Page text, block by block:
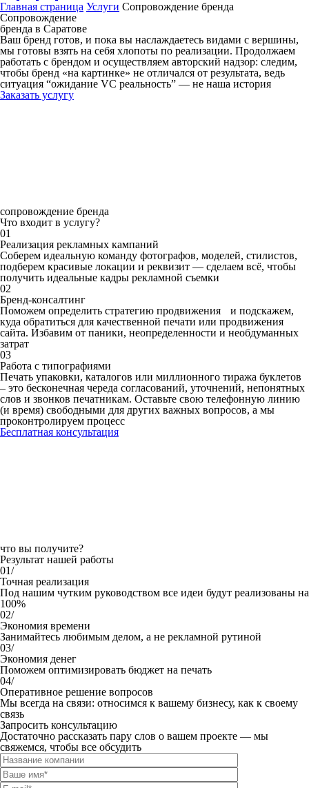
Главная страница Услуги Сопровождение бренда
Сопровождение
бренда в Саратове
Ваш бренд готов, и пока вы наслаждаетесь видами с вершины,
мы готовы взять на себя хлопоты по реализации. Продолжаем
работать с брендом и осуществляем авторский надзор: следим,
чтобы бренд «на картинке» не отличался от результата, ведь
ситуация “ожидание VC реальность” — не наша история
Заказать услугу
сопровождение бренда
Что входит в услугу?
01
Реализация рекламных кампаний
Соберем идеальную команду фотографов, моделей, стилистов,
подберем красивые локации и реквизит — сделаем всё, чтобы
получить идеальные кадры рекламной съемки
02
Бренд-консалтинг
Поможем определить стратегию продвижения и подскажем,
куда обратиться для качественной печати или продвижения
сайта. Избавим от паники, неопределенности и необдуманных
затрат
03
Работа с типографиями
Печать упаковки, каталогов или миллионного тиража буклетов
– это бесконечная череда согласований, уточнений, непонятных
слов и звонков печатникам. Оставьте свою телефонную линию
(и время) свободными для других важных вопросов, а мы
проконтролируем процесс
Бесплатная консультация
что вы получите?
Результат нашей работы
01/
Точная реализация
Под нашим чутким руководством все идеи будут реализованы на
100%
02/
Экономия времени
Занимайтесь любимым делом, а не рекламной рутиной
03/
Экономия денег
Поможем оптимизировать бюджет на печать
04/
Оперативное решение вопросов
Мы всегда на связи: относимся к вашему бизнесу, как к своему
связь
Запросить консультацию
Достаточно рассказать пару слов о вашем проекте — мы
свяжемся, чтобы все обсудить